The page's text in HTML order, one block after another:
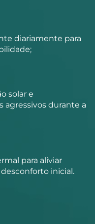
diariamente para
solar e
agressivos durante a
para aliviar
inicial.